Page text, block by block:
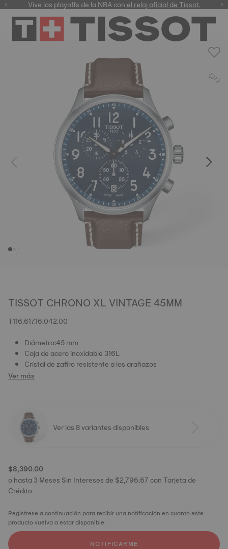
Vive los playoffs de la NBA conel reloj oficial de Tissot.
TISSOT CHRONO XL VINTAGE 45MM
T116.617.16.042.00
Diámetro:45 mm
Caja de acero inoxidable 316L
Cristal de zafiro resistente a los arañazos
Ver más
Ver las 8 variantes disponibles
$8,390.00
o hasta 3 Meses Sin Intereses de $2,796.67 con Tarjeta de
Crédito
Regístrese a continuación para recibir una notificación en cuanto este
producto vuelva a estar disponible.
NOTIFICARME